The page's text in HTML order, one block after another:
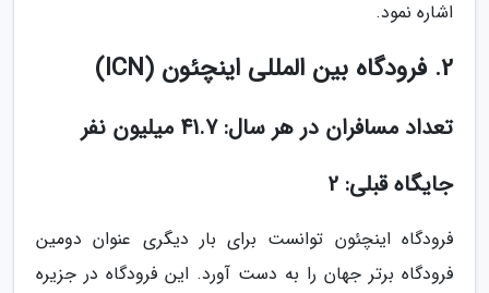
اشاره نمود.
2. فرودگاه بین المللی اینچئون (ICN)
تعداد مسافران در هر سال: 41.7 میلیون نفر
جایگاه قبلی: 2
فرودگاه اینچئون توانست برای بار دیگری عنوان دومین
فرودگاه برتر جهان را به دست آورد. این فرودگاه در جزیره